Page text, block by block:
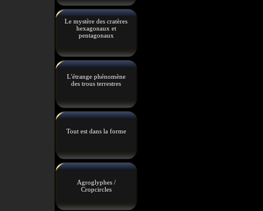
Le mystère des cratères
hexagonaux et
pentagonaux
L'étrange phénomène
des trous terrestres
Tout est dans la forme
Agroglyphes /
Cropcircles